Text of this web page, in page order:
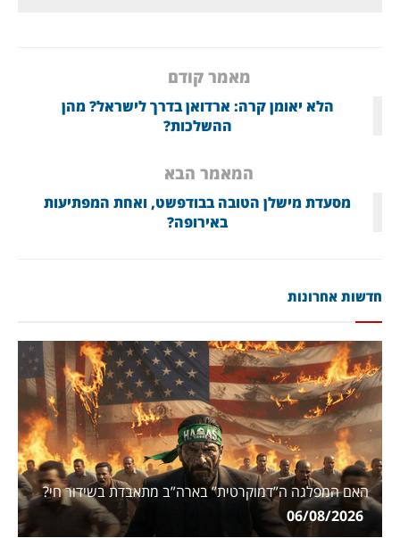
מאמר קודם
הלא יאומן קרה: ארדואן בדרך לישראל? מהן
ההשלכות?
המאמר הבא
מסעדת מישלן הטובה בבודפשט, ואחת המפתיעות
באירופה?
חדשות אחרונות
האם המפלגה ה”דמוקרטית” בארה”ב מתאבדת בשידור חי?
06/08/2026